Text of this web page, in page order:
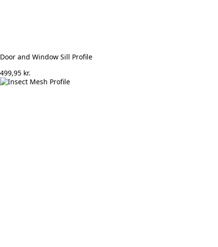
Door and Window Sill Profile
499,95 kr.